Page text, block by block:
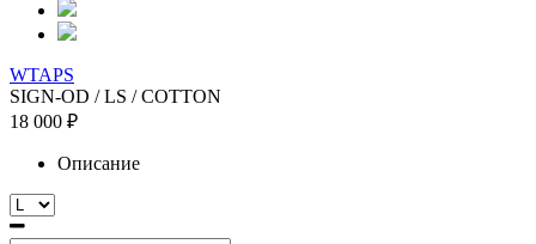
WTAPS
SIGN-OD / LS / COTTON
18 000 ₽
Описание